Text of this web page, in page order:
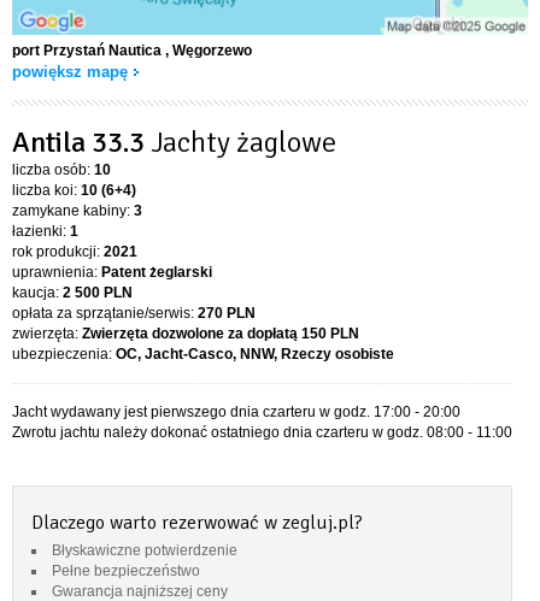
port Przystań Nautica , Węgorzewo
powiększ mapę
Antila 33.3 Jachty żaglowe
liczba osób: 10
liczba koi: 10 (6+4)
zamykane kabiny: 3
łazienki: 1
rok produkcji: 2021
uprawnienia: Patent żeglarski
kaucja: 2 500 PLN
opłata za sprzątanie/serwis: 270 PLN
zwierzęta: Zwierzęta dozwolone za dopłatą 150 PLN
ubezpieczenia: OC, Jacht-Casco, NNW, Rzeczy osobiste
Jacht wydawany jest pierwszego dnia czarteru w godz. 17:00 - 20:00
Zwrotu jachtu należy dokonać ostatniego dnia czarteru w godz. 08:00 - 11:00
Dlaczego warto rezerwować w zegluj.pl?
Błyskawiczne potwierdzenie
Pełne bezpieczeństwo
Gwarancja najniższej ceny